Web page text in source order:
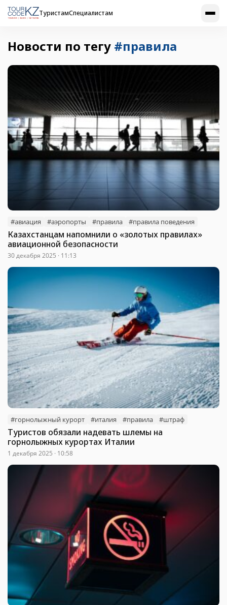
ТуристамСпециалистам
Новости по тегу #правила
#авиация #аэропорты #правила #правила поведения
Казахстанцам напомнили о «золотых правилах»
авиационной безопасности
30 декабря 2025 · 11:13
#горнолыжный курорт #италия #правила #штраф
Туристов обязали надевать шлемы на
горнолыжных курортах Италии
1 декабря 2025 · 10:58